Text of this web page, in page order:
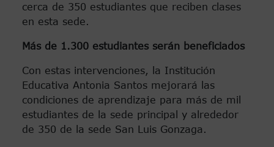
cerca de 350 estudiantes que reciben clases
en esta sede.
Más de 1.300 estudiantes serán beneficiados
Con estas intervenciones, la Institución
Educativa Antonia Santos mejorará las
condiciones de aprendizaje para más de mil
estudiantes de la sede principal y alrededor
de 350 de la sede San Luis Gonzaga.